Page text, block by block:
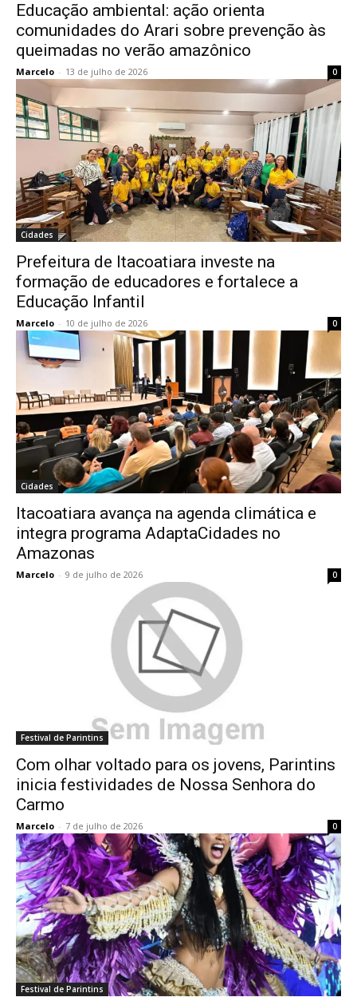
Educação ambiental: ação orienta
comunidades do Arari sobre prevenção às
queimadas no verão amazônico
Marcelo - 13 de julho de 2026 0
Cidades
Prefeitura de Itacoatiara investe na
formação de educadores e fortalece a
Educação Infantil
Marcelo - 10 de julho de 2026 0
Cidades
Itacoatiara avança na agenda climática e
integra programa AdaptaCidades no
Amazonas
Marcelo - 9 de julho de 2026 0
Festival de Parintins
Com olhar voltado para os jovens, Parintins
inicia festividades de Nossa Senhora do
Carmo
Marcelo - 7 de julho de 2026 0
Festival de Parintins